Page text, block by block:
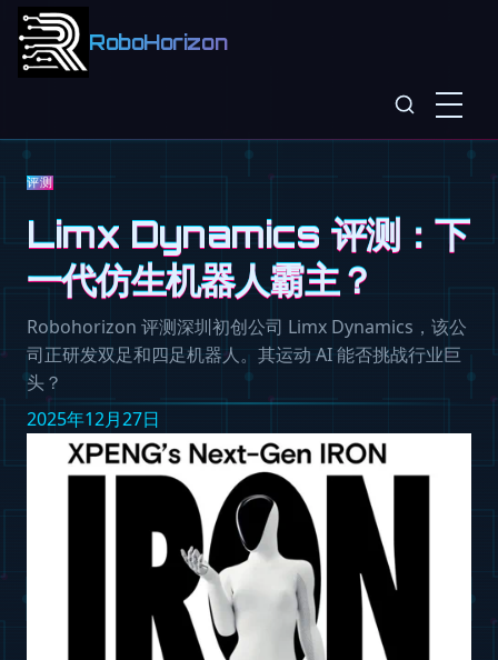
RoboHorizon
评测
Limx Dynamics 评测：下
一代仿生机器人霸主？
Robohorizon 评测深圳初创公司 Limx Dynamics，该公
司正研发双足和四足机器人。其运动 AI 能否挑战行业巨
头？
2025年12月27日